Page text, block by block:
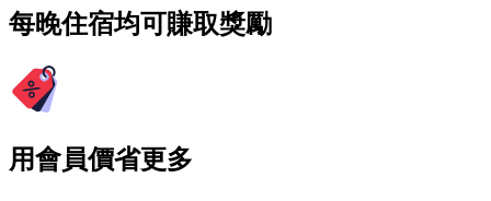
每晚住宿均可賺取獎勵
用會員價省更多